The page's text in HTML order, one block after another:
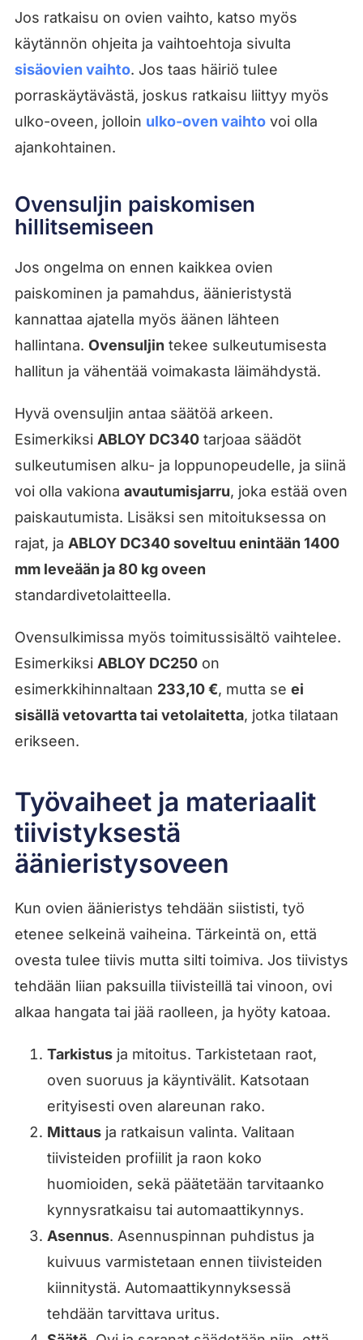
Jos ratkaisu on ovien vaihto, katso myös
käytännön ohjeita ja vaihtoehtoja sivulta
sisäovien vaihto. Jos taas häiriö tulee
porraskäytävästä, joskus ratkaisu liittyy myös
ulko-oveen, jolloin ulko-oven vaihtovoi olla
ajankohtainen.
Ovensuljin paiskomisen
hillitsemiseen
Jos ongelma on ennen kaikkea ovien
paiskominen ja pamahdus, äänieristystä
kannattaa ajatella myös äänen lähteen
hallintana. Ovensuljin tekee sulkeutumisesta
hallitun ja vähentää voimakasta läimähdystä.
Hyvä ovensuljin antaa säätöä arkeen.
Esimerkiksi ABLOY DC340tarjoaa säädöt
sulkeutumisen alku- ja loppunopeudelle, ja siinä
voi olla vakiona avautumisjarru, joka estää oven
paiskautumista. Lisäksi sen mitoituksessa on
rajat, ja ABLOY DC340 soveltuu enintään 1400
mm leveään ja 80 kg oveen
standardivetolaitteella.
Ovensulkimissa myös toimitussisältö vaihtelee.
Esimerkiksi ABLOY DC250on
esimerkkihinnaltaan 233,10 €, mutta se ei
sisällä vetovartta tai vetolaitetta, jotka tilataan
erikseen.
Työvaiheet ja materiaalit
tiivistyksestä
äänieristysoveen
Kun ovien äänieristys tehdään siististi, työ
etenee selkeinä vaiheina. Tärkeintä on, että
ovesta tulee tiivis mutta silti toimiva. Jos tiivistys
tehdään liian paksuilla tiivisteillä tai vinoon, ovi
alkaa hangata tai jää raolleen, ja hyöty katoaa.
Tarkistusja mitoitus. Tarkistetaan raot,
oven suoruus ja käyntivälit. Katsotaan
erityisesti oven alareunan rako.
Mittausja ratkaisun valinta. Valitaan
tiivisteiden profiilit ja raon koko
huomioiden, sekä päätetään tarvitaanko
kynnysratkaisu tai automaattikynnys.
Asennus. Asennuspinnan puhdistus ja
kuivuus varmistetaan ennen tiivisteiden
kiinnitystä. Automaattikynnyksessä
tehdään tarvittava uritus.